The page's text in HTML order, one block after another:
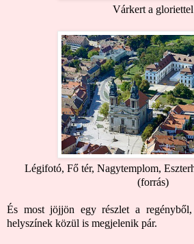
Várkert a gloriettel
Légifotó, Fő tér, Nagytemplom,
(forrás)
És most jöjjön egy részlet a
helyszínek közül is megjelenik pár.